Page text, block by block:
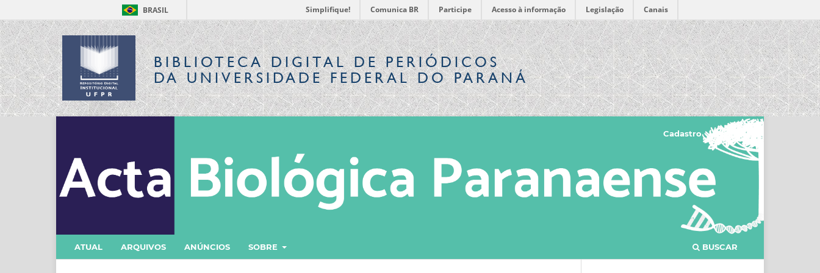
BRASIL Simplifique! Comunica BR Participe Acesso à informação Legislação Canais
BIBLIOTECA DIGITALDE PERIÓDICOS
DA UNIVERSIDADE FEDERAL DO PARANÁ
ATUAL ARQUIVOS ANÚNCIOS SOBRE BUSCAR
Cadastro Acesso